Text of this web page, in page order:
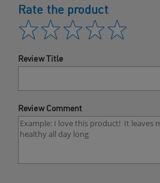
Rate the product
Review Title
Review Comment